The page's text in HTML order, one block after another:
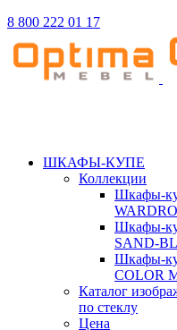
8 800 222 01 17
ШКАФЫ-КУПЕ
Коллекции
Шкафы-
Шкафы-
SAND-
Шкафы-
COLOR
Каталог
по стеклу
Цена